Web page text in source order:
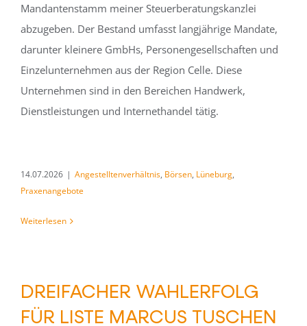
Mandantenstamm meiner Steuerberatungskanzlei
abzugeben. Der Bestand umfasst langjährige Mandate,
darunter kleinere GmbHs, Personengesellschaften und
Einzelunternehmen aus der Region Celle. Diese
Unternehmen sind in den Bereichen Handwerk,
Dienstleistungen und Internethandel tätig.
14.07.2026 | Angestelltenverhältnis, Börsen, Lüneburg,
Praxenangebote
Weiterlesen
DREIFACHER WAHLERFOLG
FÜR LISTE MARCUS TUSCHEN